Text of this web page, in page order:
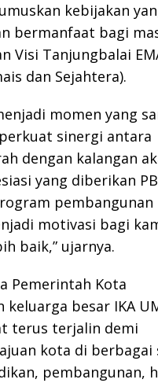
kebijakan
bermanfaat bagi
Visi Tanjungbalai
dan Sejahtera).
momen yang
sinergi antara
dengan kalangan
yang diberikan
pembangunan
motivasi bagi
baik,” ujarnya.
Pemerintah Kota
keluarga besar IKA
terus terjalin demi
kota di berbagai
pembangunan,